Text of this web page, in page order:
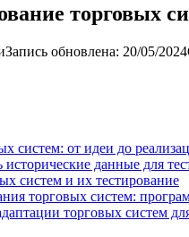
торговых
Запись обновлена: 20/05/2024
систем: от идеи до
данные для
систем и их тестирование
торговых систем:
торговых систем